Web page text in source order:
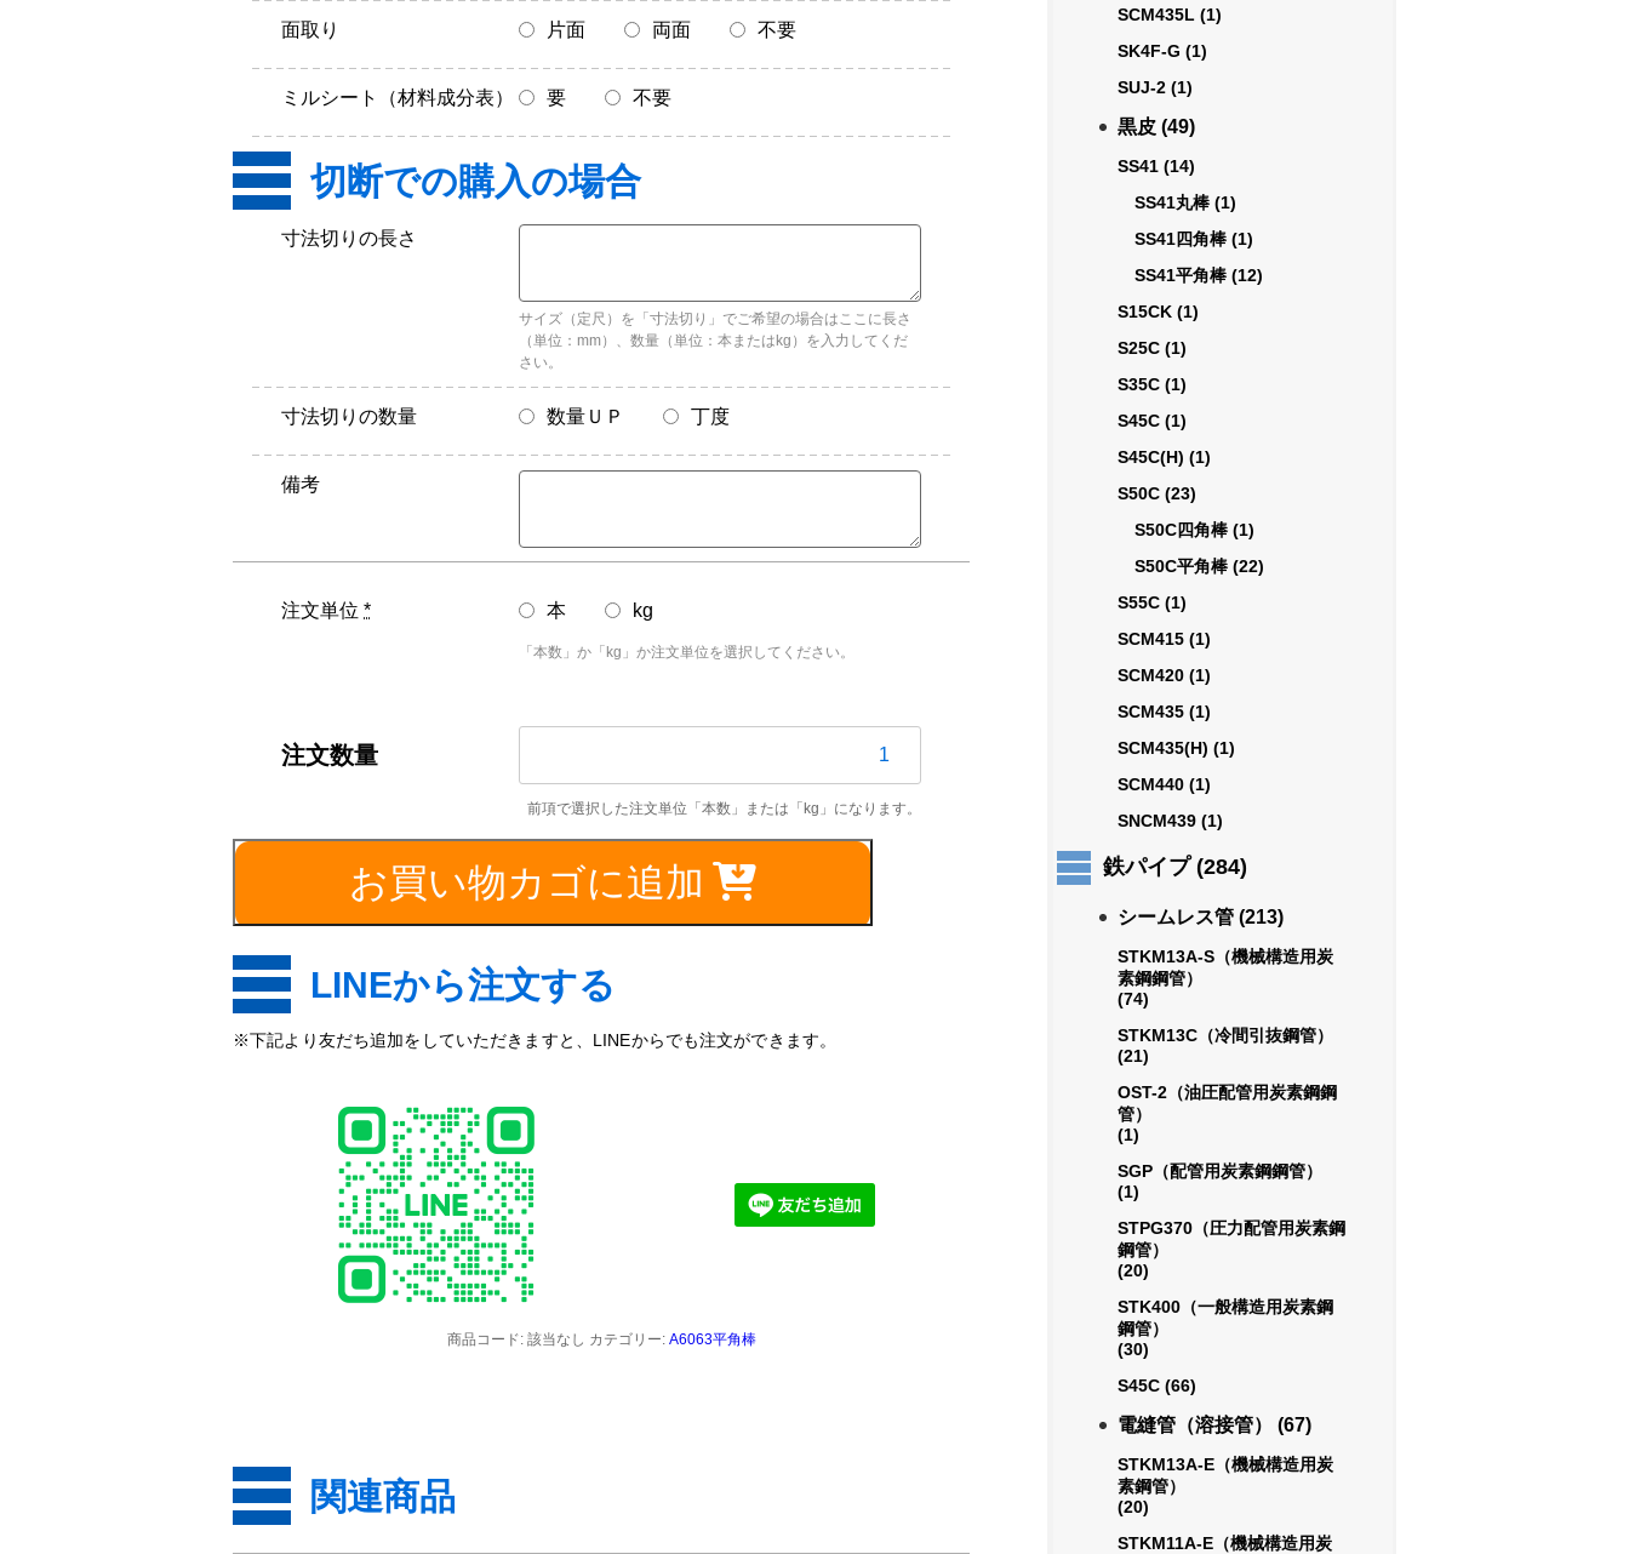
面取り 片面 両面 不要
ミルシート（材料成分表） 要 不要
寸法切りの長さ
サイズ（定尺）を「寸法切り」でご希望の場合はここに長さ
（単位：mm）、数量（単位：本またはkg）を入力してくだ
さい。
寸法切りの数量 数量ＵＰ 丁度
備考
注文単位 * 本 kg
「本数」か「kg」か注文単位を選択してください。
角
厚
個
お買い物カゴに追加
LINEから注文する
※下記より友だち追加をしていただきますと、LINEからでも注文ができます。
商品コード: 該当なし カテゴリー: A6063平角棒
関連商品
SCM435L (1)
SK4F-G (1)
SUJ-2 (1)
黒皮 (49)
SS41 (14)
SS41丸棒 (1)
SS41四角棒 (1)
SS41平角棒 (12)
S15CK (1)
S25C (1)
S35C (1)
S45C (1)
S45C(H) (1)
S50C (23)
S50C四角棒 (1)
S50C平角棒 (22)
S55C (1)
SCM415 (1)
SCM420 (1)
SCM435 (1)
SCM435(H) (1)
SCM440 (1)
SNCM439 (1)
鉄パイプ (284)
シームレス管 (213)
STKM13A-S（機械構造用炭
素鋼鋼管）
(74)
STKM13C（冷間引抜鋼管）
(21)
OST-2（油圧配管用炭素鋼鋼
管）
(1)
SGP（配管用炭素鋼鋼管）
(1)
STPG370（圧力配管用炭素鋼
鋼管）
(20)
STK400（一般構造用炭素鋼
鋼管）
(30)
S45C (66)
電縫管（溶接管） (67)
STKM13A-E（機械構造用炭
素鋼管）
(20)
STKM11A-E（機械構造用炭